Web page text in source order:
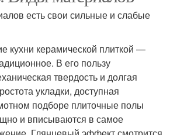
есть свои сильные и слабые
кухни керамической плиткой —
В его пользу
твердость и долгая
укладки, доступная
подборе плиточные полы
и вписываются в самое